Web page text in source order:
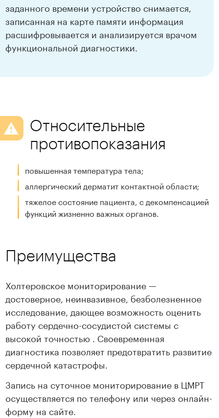
заданного времени устройство снимается,
записанная на карте памяти информация
расшифровывается и анализируется врачом
функциональной диагностики.
Относительные
противопоказания
повышенная температура тела;
аллергический дерматит контактной области;
тяжелое состояние пациента, с декомпенсацией
функций жизненно важных органов.
Преимущества
Холтеровское мониторирование —
достоверное, неинвазивное, безболезненное
исследование, дающее возможность оценить
работу сердечно-сосудистой системы с
высокой точностью . Своевременная
диагностика позволяет предотвратить развитие
сердечной катастрофы.
Запись на суточное мониторирование в ЦМРТ
осуществляется по телефону или через онлайн-
форму на сайте.